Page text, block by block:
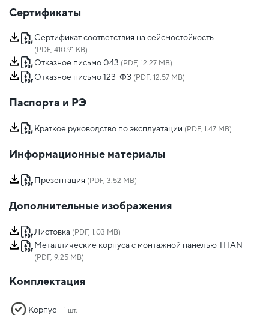
Сертификаты
Сертификат соответствия на сейсмостойкость
(PDF, 410.91 KB)
Отказное письмо 043 (PDF, 12.27 MB)
Отказное письмо 123-ФЗ (PDF, 12.57 MB)
Паспорта и РЭ
Краткое руководство по эксплуатации (PDF, 1.47 MB)
Информационные материалы
Презентация (PDF, 3.52 MB)
Дополнительные изображения
Листовка (PDF, 1.03 MB)
Металлические корпуса с монтажной панелью TITAN
(PDF, 9.25 MB)
Комплектация
Корпус - 1 шт.